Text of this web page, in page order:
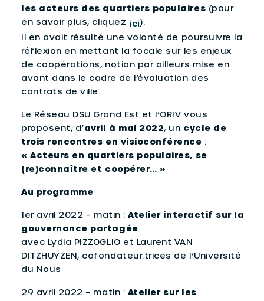
les acteurs des quartiers populaires (pour
en savoir plus, cliquez ici).
Il en avait résulté une volonté de poursuivre la
réflexion en mettant la focale sur les enjeux
de coopérations, notion par ailleurs mise en
avant dans le cadre de l’évaluation des
contrats de ville.
Le Réseau DSU Grand Est et l’ORIV vous
proposent, d’avril à mai 2022, un cycle de
trois rencontres en visioconférence :
« Acteurs en quartiers populaires, se
(re)connaître et coopérer… »
Au programme
1er avril 2022 – matin :Atelier interactif sur la
gouvernance partagée
avec Lydia PIZZOGLIO et Laurent VAN
DITZHUYZEN, cofondateur.trices de l’Université
du Nous
29 avril 2022 – matin : Atelier sur les